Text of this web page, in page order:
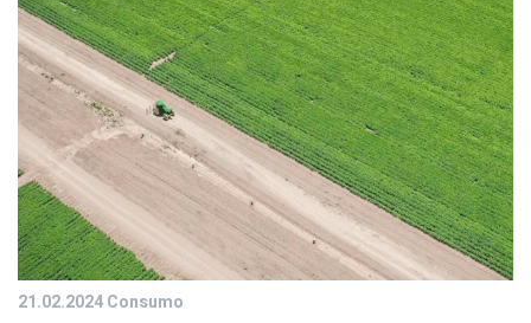
21.02.2024Consumo